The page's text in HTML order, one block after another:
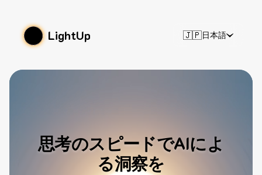
LightUp 🇯🇵日本語
思考のスピードでAIによ
る洞察を